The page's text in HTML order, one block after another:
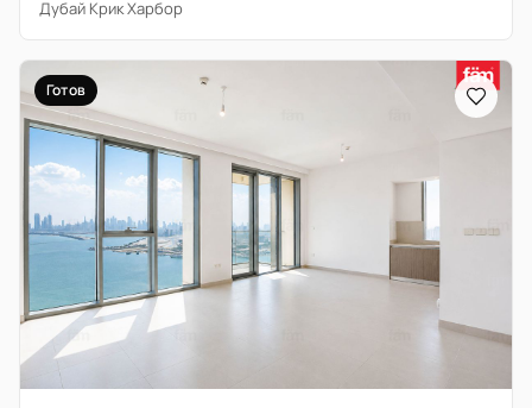
Дубай Крик Харбор
Готов